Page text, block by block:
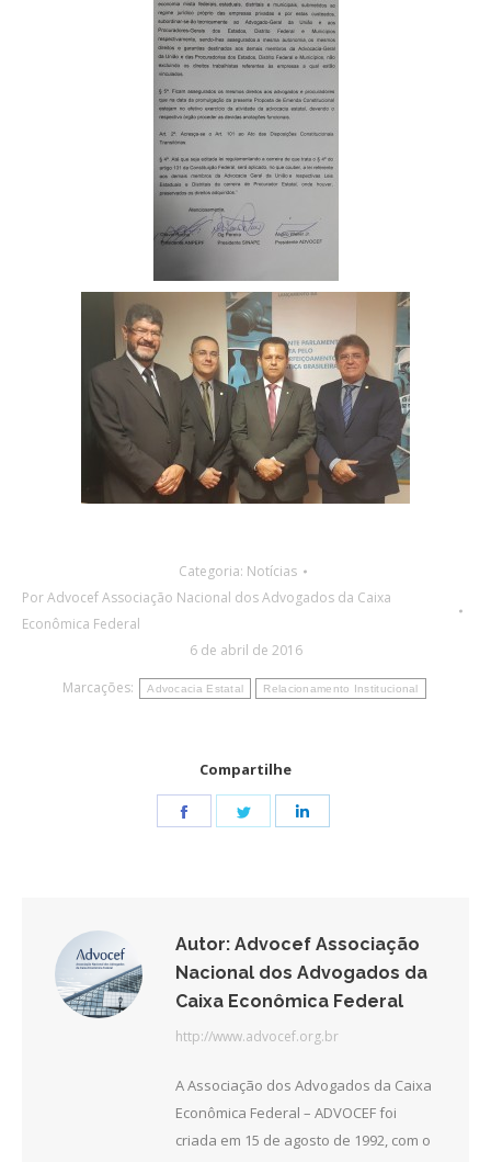
Categoria: Notícias
PorAdvocef Associação Nacional dos Advogados da Caixa
Econômica Federal
6 de abril de 2016
Marcações:
Advocacia Estatal Relacionamento Institucional
Compartilhe
Share
Share
Autor: Advocef Associação
Nacional dos Advogados da
Caixa Econômica Federal
http://www.advocef.org.br
A Associação dos Advogados da Caixa
Econômica Federal – ADVOCEF foi
criada em 15 de agosto de 1992, com o